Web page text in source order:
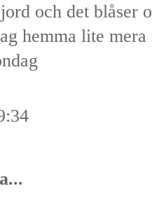
och det blåser
hemma lite